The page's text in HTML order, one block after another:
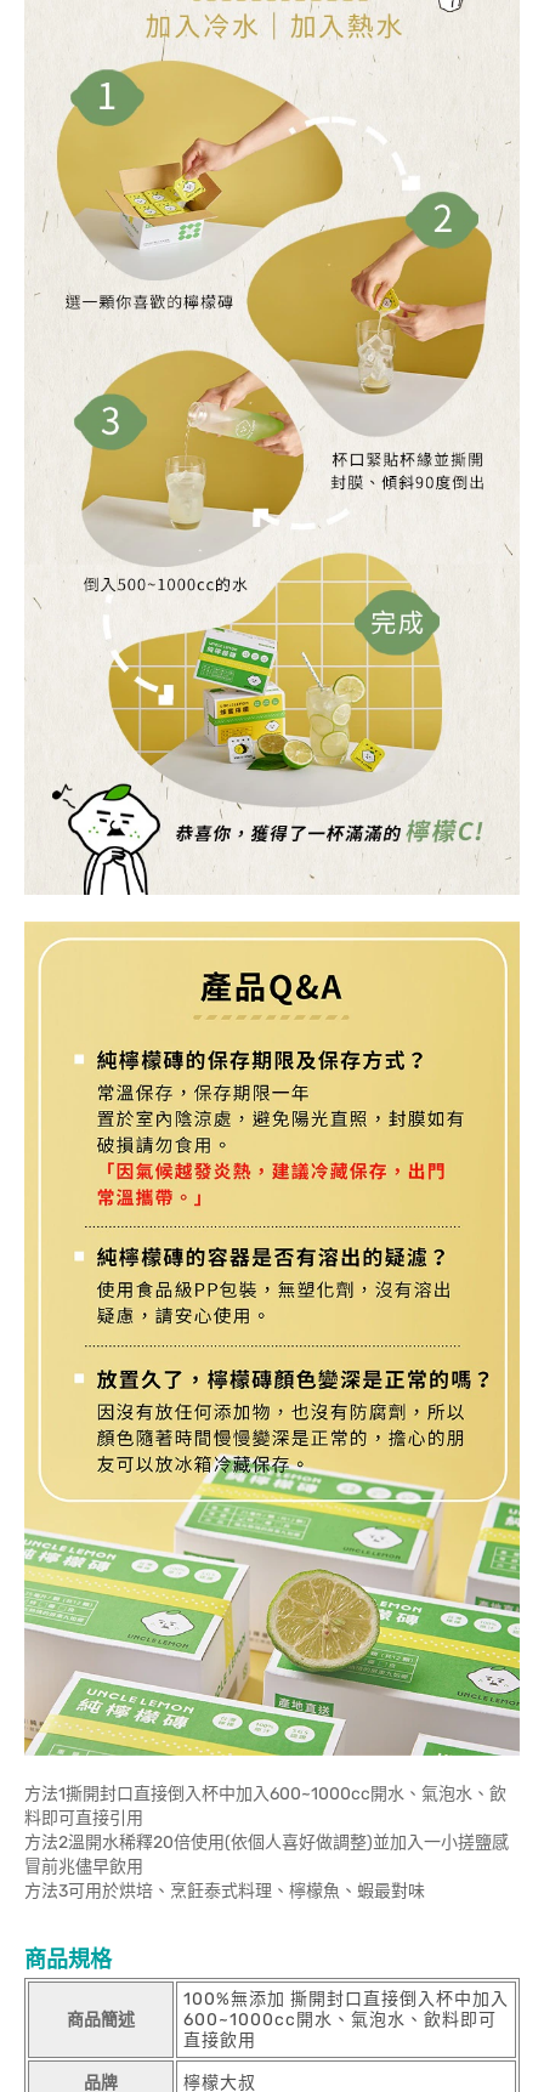
方法1撕開封口直接倒入杯中加入600~1000cc開水、氣泡水、飲
料即可直接引用
方法2溫開水稀釋20倍使用(依個人喜好做調整)並加入一小搓鹽感
冒前兆儘早飲用
方法3可用於烘培、烹飪泰式料理、檸檬魚、蝦最對味
商品規格
商品簡述
100%無添加 撕開封口直接倒入杯中加入
600~1000cc開水、氣泡水、飲料即可
直接飲用
品牌 檸檬大叔